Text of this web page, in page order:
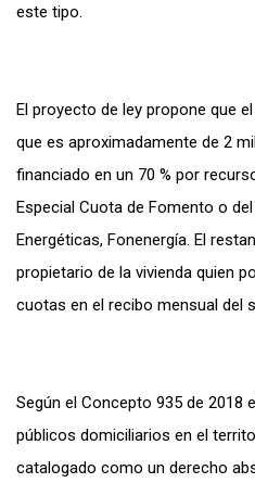
este tipo.
El proyecto de ley propone que
que es aproximadamente de 2
financiado en un 70 % por
Especial Cuota de Fomento o
Energéticas, Fonenergía. El
propietario de la vivienda quien
cuotas en el recibo mensual del
Según el Concepto 935 de 2018
públicos domiciliarios en el
catalogado como un derecho